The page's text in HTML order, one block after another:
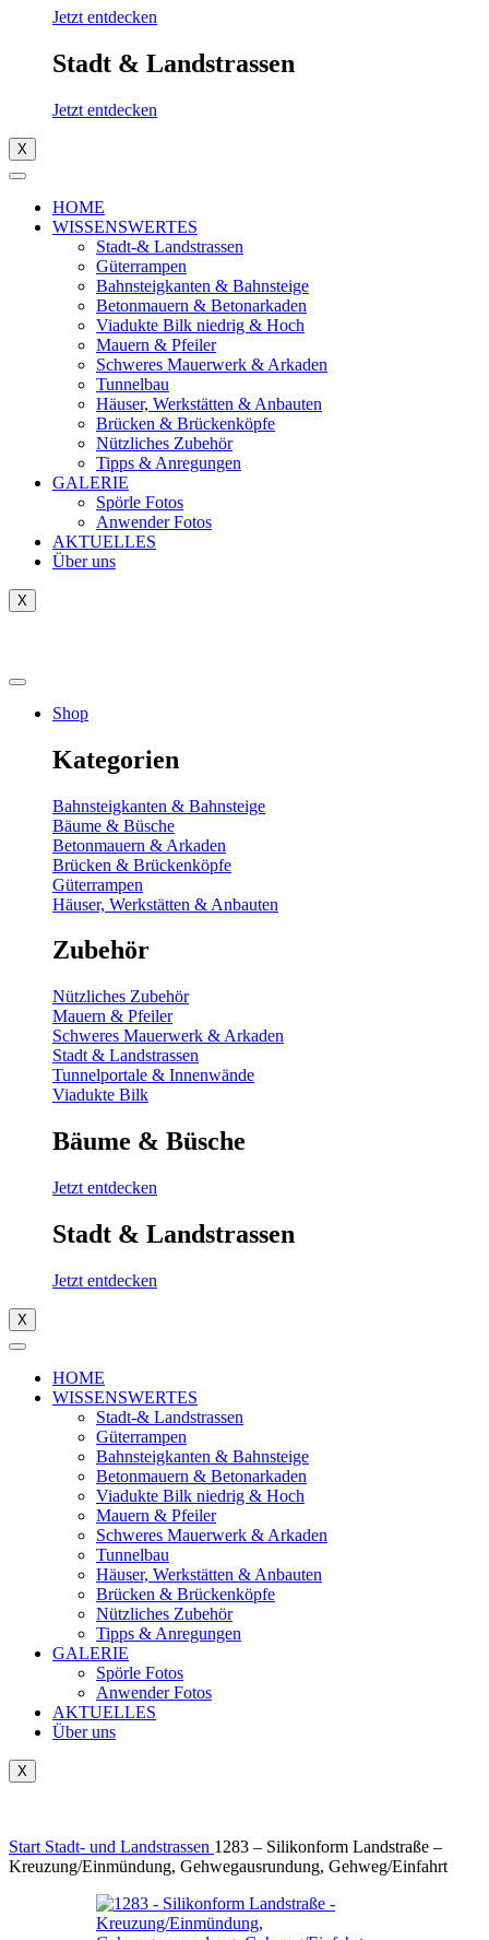
Jetzt entdecken
Stadt & Landstrassen
Jetzt entdecken
X
HOME
WISSENSWERTES
Stadt-& Landstrassen
Güterrampen
Bahnsteigkanten & Bahnsteige
Betonmauern & Betonarkaden
Viadukte Bilk niedrig & Hoch
Mauern & Pfeiler
Schweres Mauerwerk & Arkaden
Tunnelbau
Häuser, Werkstätten & Anbauten
Brücken & Brückenköpfe
Nützliches Zubehör
Tipps & Anregungen
GALERIE
Spörle Fotos
Anwender Fotos
AKTUELLES
Über uns
X
Shop
Kategorien
Bahnsteigkanten & Bahnsteige
Bäume & Büsche
Betonmauern & Arkaden
Brücken & Brückenköpfe
Güterrampen
Häuser, Werkstätten & Anbauten
Zubehör
Nützliches Zubehör
Mauern & Pfeiler
Schweres Mauerwerk & Arkaden
Stadt & Landstrassen
Tunnelportale & Innenwände
Viadukte Bilk
Bäume & Büsche
Jetzt entdecken
Stadt & Landstrassen
Jetzt entdecken
X
HOME
WISSENSWERTES
Stadt-& Landstrassen
Güterrampen
Bahnsteigkanten & Bahnsteige
Betonmauern & Betonarkaden
Viadukte Bilk niedrig & Hoch
Mauern & Pfeiler
Schweres Mauerwerk & Arkaden
Tunnelbau
Häuser, Werkstätten & Anbauten
Brücken & Brückenköpfe
Nützliches Zubehör
Tipps & Anregungen
GALERIE
Spörle Fotos
Anwender Fotos
AKTUELLES
Über uns
X
Start Stadt- und Landstrassen 1283 – Silikonform Landstraße –
Kreuzung/Einmündung, Gehwegausrundung, Gehweg/Einfahrt